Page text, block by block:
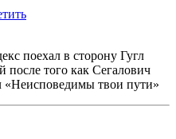
поехал в сторону Гугл
после того как Сегалович
«Неисповедимы твои пути»